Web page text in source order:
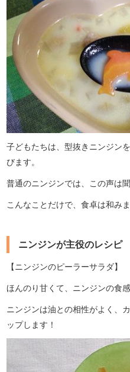
子どもたちは、型抜きニンジン
びます。
普通のニンジンでは、この声は
こんなことだけで、食卓は和みま
ニンジンが主役のレシピ
【ニンジンのピーラーサラダ】
ほんのり甘くて、ニンジンの食
ニンジンは油との相性がよく、
ップします！